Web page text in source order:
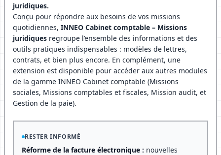
juridiques.
Conçu pour répondre aux besoins de vos missions
quotidiennes, INNEO Cabinet comptable – Missions
juridiques regroupe l’ensemble des informations et des
outils pratiques indispensables : modèles de lettres,
contrats, et bien plus encore. En complément, une
extension est disponible pour accéder aux autres modules
de la gamme INNEO Cabinet comptable (Missions
sociales, Missions comptables et fiscales, Mission audit, et
Gestion de la paie).
RESTER INFORMÉ
Réforme de la facture électronique : nouvelles